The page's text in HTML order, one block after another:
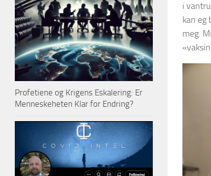
i
kan eg
meg.
Profetiene og Krigens Eskalering: Er
Menneskeheten Klar for Endring?